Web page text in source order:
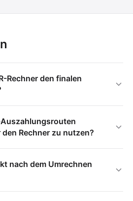
Rechner den finalen
Rechner zu nutzen?
nach dem Umrechnen